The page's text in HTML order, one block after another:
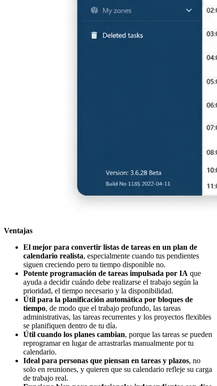
Ventajas
El mejor para convertir listas de tareas en un plan de
calendario realista, especialmente cuando tus pendientes
siguen creciendo pero tu tiempo disponible no.
Potente programación de tareas impulsada por IA que
ayuda a decidir cuándo debe realizarse el trabajo según la
prioridad, el tiempo necesario y la disponibilidad.
Útil para la planificación automática por bloques de
tiempo, de modo que el trabajo profundo, las tareas
administrativas, las tareas recurrentes y los proyectos flexibles
se planifiquen dentro de tu día.
Útil cuando los planes cambian, porque las tareas se pueden
reprogramar en lugar de arrastrarlas manualmente por tu
calendario.
Ideal para personas que piensan en tareas y plazos, no
solo en reuniones, y quieren que su calendario refleje su carga
de trabajo real.